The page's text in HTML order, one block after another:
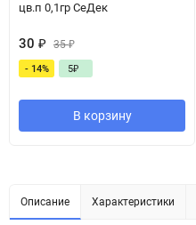
цв.п 0,1гр СеДек
30 ₽ 35₽
- 14% 5₽
В корзину
Описание Характеристики